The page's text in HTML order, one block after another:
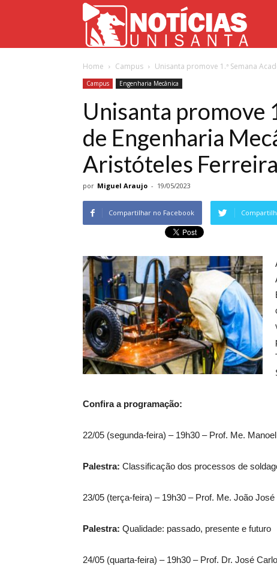
Home Campus Unisanta promove 1.ª Semana
Campus Engenharia Mecânica
Unisanta promove
de Engenharia
Aristóteles Ferreira
por Miguel Araujo - 19/05/2023
Compartilhar no Facebook
Confira a programação:
22/05 (segunda-feira) – 19h30 – Prof. Me.
Palestra: Classificação dos processos de
23/05 (terça-feira) – 19h30 – Prof. Me. João
Palestra: Qualidade: passado, presente e futuro
24/05 (quarta-feira) – 19h30 – Prof. Dr. José